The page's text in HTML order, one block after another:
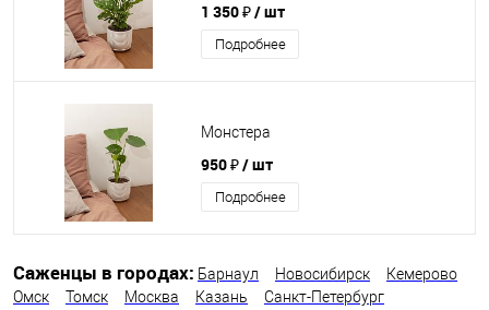
1 350 ₽/ шт
Подробнее
Монстера
950 ₽/ шт
Подробнее
Саженцы в городах: Барнаул Новосибирск
Кемерово
Омск
Томск Москва Казань
Санкт-Петербург